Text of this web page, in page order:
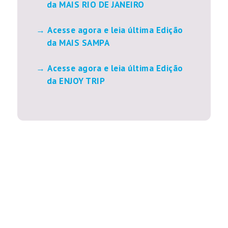
da MAIS RIO DE JANEIRO
Acesse agora e leia última Edição
da MAIS SAMPA
Acesse agora e leia última Edição
da ENJOY TRIP